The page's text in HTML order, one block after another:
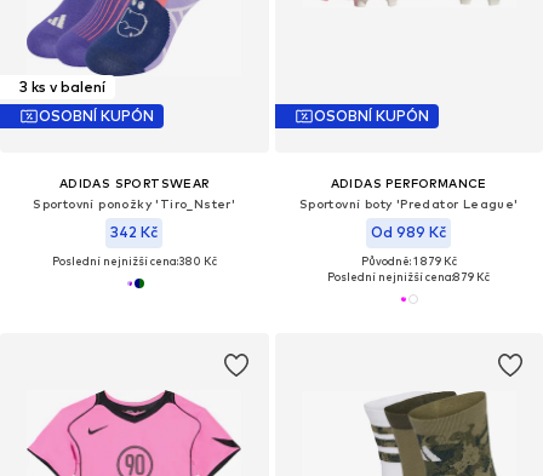
3 ks v balení
OSOBNÍ KUPÓN
ADIDAS SPORTSWEAR
Sportovní ponožky 'Tiro_Nster'
342 Kč
Poslední nejnižší cena:380 Kč
OSOBNÍ KUPÓN
ADIDAS PERFORMANCE
Sportovní boty 'Predator League'
Od 989 Kč
Původně: 1 879 Kč
Poslední nejnižší cena:879 Kč